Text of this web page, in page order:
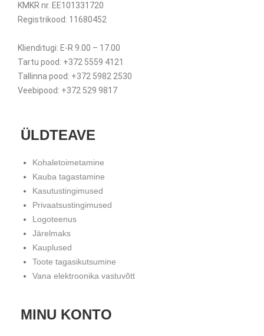
KMKR nr. EE101331720
Registrikood: 11680452
Klienditugi: E-R 9.00 – 17.00
Tartu pood: +372 5559 4121
Tallinna pood: +372 5982 2530
Veebipood: +372 529 9817
ÜLDTEAVE
Kohaletoimetamine
Kauba tagastamine
Kasutustingimused
Privaatsustingimused
Logoteenus
Järelmaks
Kauplused
Toote tagasikutsumine
Vana elektroonika vastuvõtt
MINU KONTO